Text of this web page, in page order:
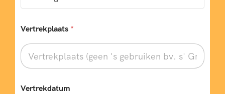
Vertrekplaats *
Vertrekdatum